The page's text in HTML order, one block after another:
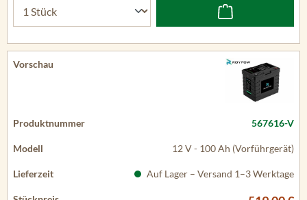
567616-V
12 V - 100 Ah (Vorführgerät)
Auf Lager – Versand 1–3 Werktage